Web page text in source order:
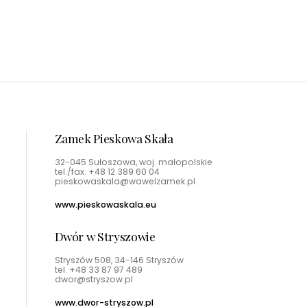
Zamek Pieskowa Skała
32-045 Sułoszowa, woj. małopolskie
tel./fax. +48 12 389 60 04
pieskowaskala@wawelzamek.pl
www.pieskowaskala.eu
Dwór w Stryszowie
Stryszów 508, 34-146 Stryszów
tel. +48 33 87 97 489
dwor@stryszow.pl
www.dwor-stryszow.pl